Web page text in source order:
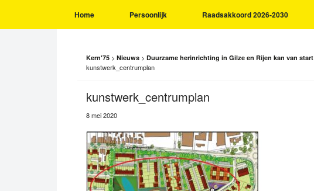
Home Persoonlijk Raadsakkoord 2026-2030
Kern'75 > Nieuws > Duurzame herinrichting in Gilze en Rijen kan van start
kunstwerk_centrumplan
kunstwerk_centrumplan
8 mei 2020